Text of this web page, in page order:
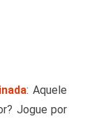
: Aquele
Jogue por